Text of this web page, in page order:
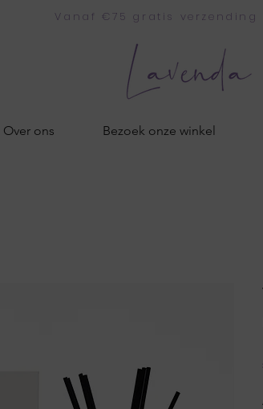
Vanaf €75 gratis verzending
Over ons Bezoek onze winkel